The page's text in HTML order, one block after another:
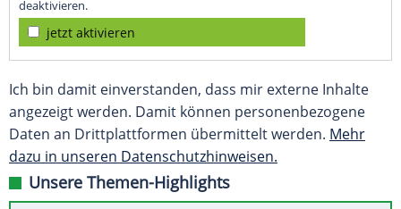
deaktivieren.
jetzt aktivieren
Ich bin damit einverstanden, dass mir externe Inhalte
angezeigt werden. Damit können personenbezogene
Daten an Drittplattformen übermittelt werden. Mehr
dazu in unseren Datenschutzhinweisen.
Unsere Themen-Highlights